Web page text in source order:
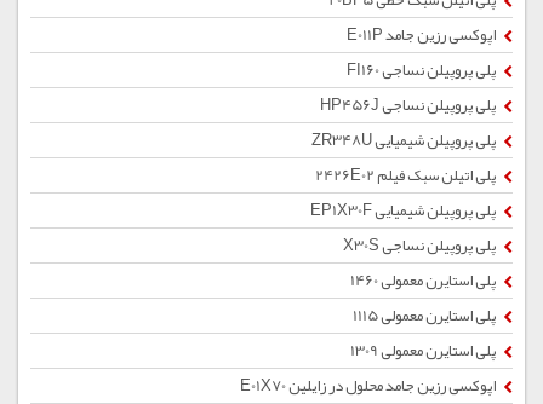
اپوکسی رزین جامد E011P
پلی پروپیلن نساجی FI160
پلی پروپیلن نساجی HP456J
پلی پروپیلن شیمیایی ZR348U
پلی اتیلن سبک فیلم 2426E02
پلی پروپیلن شیمیایی EP1X30F
پلی پروپیلن نساجی X30S
پلی استایرن معمولی 1460
پلی استایرن معمولی 1115
پلی استایرن معمولی 1309
اپوکسی رزین جامد محلول در زایلین E01X70